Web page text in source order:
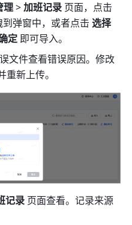
理 > 加班记录
到弹窗中，或者点击 选择
定 即可导入。
文件查看错误原因。修改
新上传。
记录 页面查看。记录来源